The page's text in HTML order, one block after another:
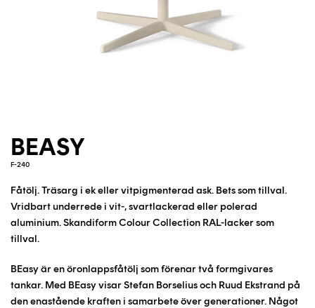
BEASY
F-240
Fåtölj.Träsarg i ek eller vitpigmenterad ask. Bets som tillval.
Vridbart underrede i vit-, svartlackerad eller polerad
aluminium. Skandiform Colour Collection RAL-lacker som
tillval.
BEasy är en öronlappsfåtölj som förenar två formgivares
tankar. Med BEasy visar Stefan Borselius och Ruud Ekstrand på
den enastående kraften i samarbete över generationer. Något